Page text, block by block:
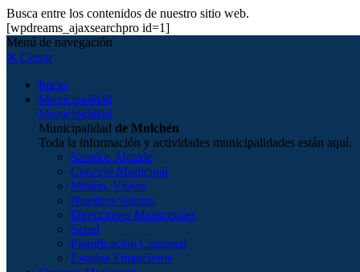
Busca entre los contenidos de nuestro sitio web.
[wpdreams_ajaxsearchpro id=1]
Menú de navegación
✕ Cerrar
Inicio
Municipalidad
Municipalidad
Municipalidad de Mulchén
Toda la información y actividades municipalidades están aquí.
Saludos Alcalde
Concejo Municipal
Misión, Visión
Nuestros valores
Direcciones Municipales
Salud
Planificación Comunal
Estados Financieros